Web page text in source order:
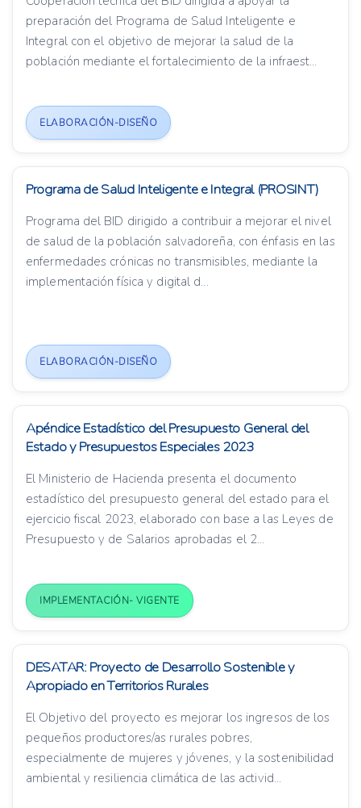
preparación del Programa de Salud Inteligente e
Integral con el objetivo de mejorar la salud de la
población mediante el fortalecimiento de la infraest...
ELABORACIÓN-DISEÑO
Programa de Salud Inteligente e Integral (PROSINT)
Programa del BID dirigido a contribuir a mejorar el nivel
de salud de la población salvadoreña, con énfasis en las
enfermedades crónicas no transmisibles, mediante la
implementación física y digital d...
ELABORACIÓN-DISEÑO
Apéndice Estadístico del Presupuesto General del
Estado y Presupuestos Especiales 2023
El Ministerio de Hacienda presenta el documento
estadístico del presupuesto general del estado para el
ejercicio fiscal 2023, elaborado con base a las Leyes de
Presupuesto y de Salarios aprobadas el 2...
IMPLEMENTACIÓN- VIGENTE
DESATAR: Proyecto de Desarrollo Sostenible y
Apropiado en Territorios Rurales
El Objetivo del proyecto es mejorar los ingresos de los
pequeños productores/as rurales pobres,
especialmente de mujeres y jóvenes, y la sostenibilidad
ambiental y resiliencia climática de las activid...